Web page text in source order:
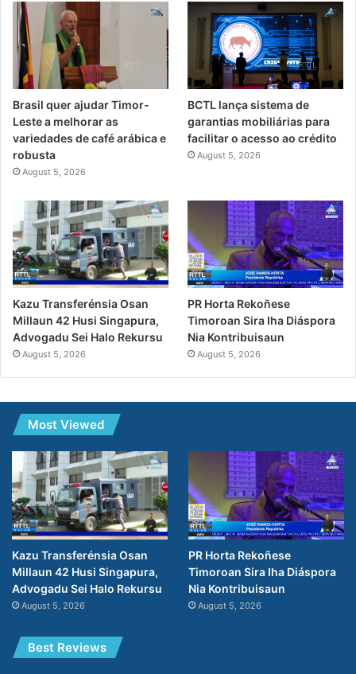
Brasil quer ajudar Timor-
Leste a melhorar as
variedades de café arábica e
robusta
August 5, 2026
BCTL lança sistema de
garantias mobiliárias para
facilitar o acesso ao crédito
August 5, 2026
Kazu Transferénsia Osan
Millaun 42 Husi Singapura,
Advogadu Sei Halo Rekursu
August 5, 2026
PR Horta Rekoñese
Timoroan Sira Iha Diáspora
Nia Kontribuisaun
August 5, 2026
Most Viewed
Kazu Transferénsia Osan
Millaun 42 Husi Singapura,
Advogadu Sei Halo Rekursu
August 5, 2026
PR Horta Rekoñese
Timoroan Sira Iha Diáspora
Nia Kontribuisaun
August 5, 2026
Best Reviews